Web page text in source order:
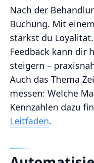
Nach der
Buchung. Mit
stärkst du
Feedback kann dir
steigern –
Auch das Thema
messen: Welche
Kennzahlen dazu
Leitfaden.